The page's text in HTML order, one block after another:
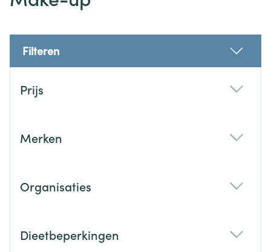
Filteren
Prijs
Merken
Organisaties
Dieetbeperkingen